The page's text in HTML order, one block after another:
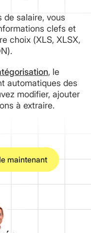
de salaire, vous
clefs et
choix (XLS, XLSX,
, le
automatiques des
modifier, ajouter
à extraire.
maintenant